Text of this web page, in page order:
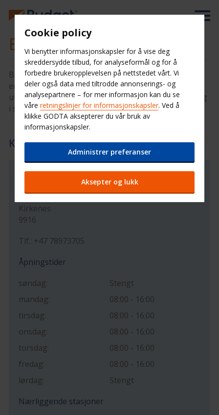
Bilutleie Kirkenes
Budget Bilutleie tilbyr billige leiebiler som gjør det
enkelt å ta seg frem i Barentsregionen. Vi har både
utleiestasjon på Kirkenes Lufthavn, Høybuktmoen, og
i sentrum.
Kirkenes sentrum
Stasjonsinformasjon
Toyota Kirkenes
Kirkenes
9916
Tlf.: +47 78973705
Åpningstider
søndag:
Stengt
mandag:
08:00 - 16:00
tirsdag:
08:00 - 16:00
onsdag:
08:00 - 16:00
torsdag:
08:00 - 16:00
fredag:
08:00 - 16:00
lørdag:
Stengt
Nærliggende stasjoner
Cookie policy
Vi benytter informasjonskapsler for å vise deg
skreddersydde tilbud, for analyseformål og for å
forbedre brukeropplevelsen på nettstedet vårt. Vi
deler også data med tiltrodde annonserings- og
analysepartnere – for mer informasjon kan du se
våre retningslinjer for informasjonskapsler. Ved å
klikke GODTA aksepterer du vår bruk av
informasjonskapsler.
Administrer preferanser
Aksepter og lukk